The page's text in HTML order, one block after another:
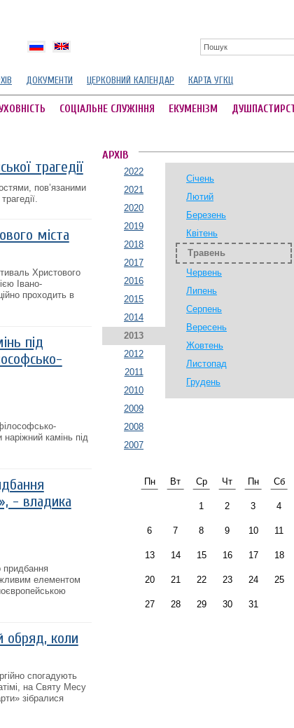
ДОКУМЕНТИ ЦЕРКОВНИЙ КАЛЕНДАР КАРТА УГКЦ
СОЦІАЛЬНЕ СЛУЖІННЯ ЕКУМЕНІЗМ
трагедії
пов’язаними
міста
Христового
Івано-
проходить в
під
камінь під
- владика
елементом
обряд, коли
спогадують
на Святу Месу
зібралися
АРХІВ
2022
2021
2020
2019
2018
2017
2016
2015
2014
2013
2012
2011
2010
2009
2008
2007
Січень
Лютий
Березень
Квітень
Травень
Червень
Липень
Серпень
Вересень
Жовтень
Листопад
Грудень
Пн Вт Ср Чт Пн Сб
1 2 3 4
6 7 8 9 10 11
13 14 15 16 17 18
20 21 22 23 24 25
27 28 29 30 31